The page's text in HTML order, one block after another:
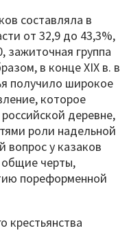
составляла в
от 32,9 до 43,3%,
зажиточная группа
в конце XIX в. в
получило широкое
которое
деревне,
роли надельной
вопрос у казаков
общие черты,
пореформенной
крестьянства